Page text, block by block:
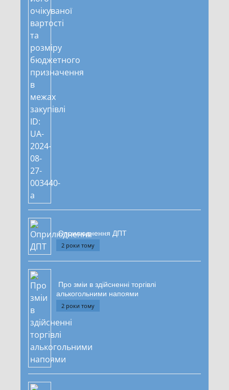
Оприлюднення ДПТ
2 роки тому
Про зміи в здійсненні торгівлі
алькогольними напоями
2 роки тому